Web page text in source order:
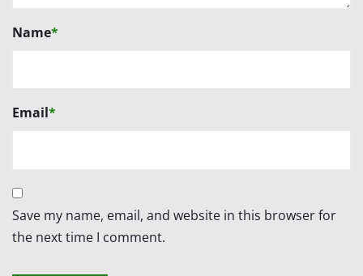
Name*
Email*
Save my name, email, and website in this browser for
the next time I comment.